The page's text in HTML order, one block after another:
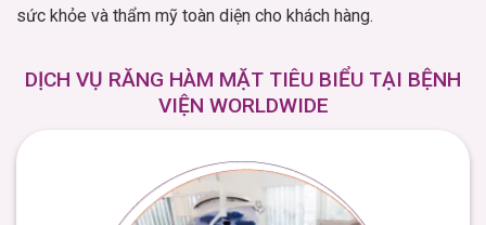
sức khỏe và thẩm mỹ toàn diện cho khách hàng.
DỊCH VỤ RĂNG HÀM MẶT TIÊU BIỂU TẠI BỆNH
VIỆN WORLDWIDE